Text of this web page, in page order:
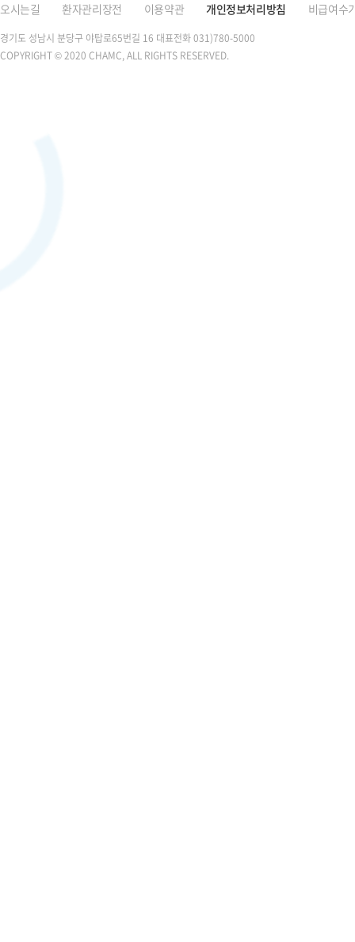
오시는길 환자관리장전 이용약관 개인정보처리방침 비급여수
경기도 성남시 분당구 야탑로65번길 16 대표전화 031)780-5000
COPYRIGHT © 2020 CHAMC, ALL RIGHTS RESERVED.